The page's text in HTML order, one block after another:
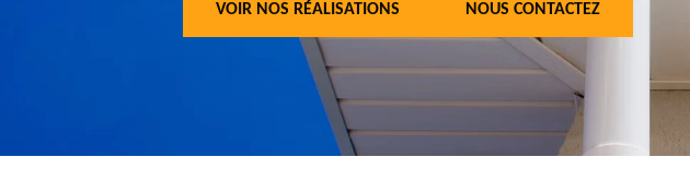
VOIR NOS RÉALISATIONS NOUS CONTACTEZ